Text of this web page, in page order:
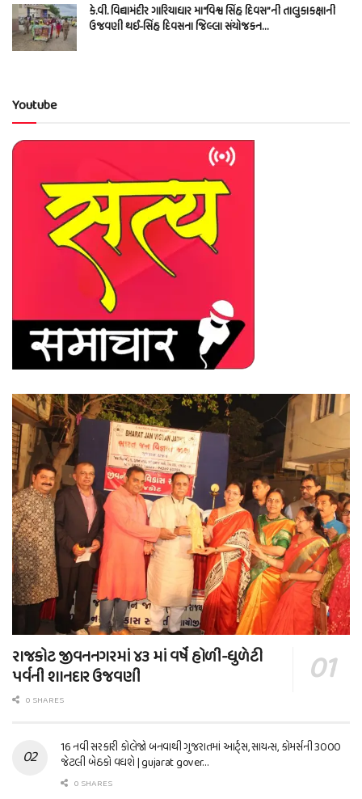
કે.વી. વિદ્યામંદીર ગારિયાધાર મા“વિશ્વ સિંહ દિવસ”ની તાલુકાકક્ષાની
ઉજવણી થઈ-સિંહ દિવસના જિલ્લા સંયોજકન…
Youtube
રાજકોટ જીવનનગરમાં ૪૩ માં વર્ષે હોળી-ધુળેટી
પર્વની શાનદાર ઉજવણી
0 SHARES
16 નવી સરકારી કોલેજો બનવાથી ગુજરાતમાં આર્ટ્સ, સાયન્સ, કોમર્સની 3000
જેટલી બેઠકો વધશે | gujarat gover…
0 SHARES